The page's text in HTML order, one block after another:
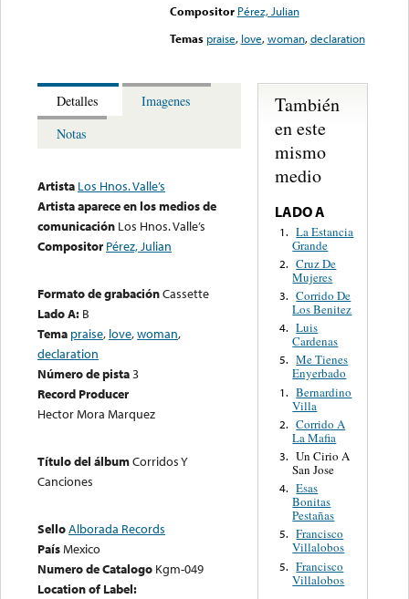
Compositor Pérez, Julian
Temas praise, love,woman,declaration
Detalles
Imagenes
Notas
Artista Los Hnos. Valle’s
Artista aparece en los medios de
comunicación Los Hnos. Valle’s
Compositor Pérez, Julian
Formato de grabaciónCassette
Lado A: B
Tema praise, love,woman,
declaration
Número de pista3
Record Producer
Hector Mora Marquez
Título del álbumCorridos Y
Canciones
SelloAlborada Records
PaísMexico
Numero de Catalogo Kgm-049
Location of Label:
También
en este
mismo
medio
LADO A
1. La Estancia
Grande
2. Cruz De
Mujeres
3. Corrido De
Los Benitez
4. Luis
Cardenas
5. Me Tienes
Enyerbado
1. Bernardino
Villa
2. Corrido A
La Mafia
3. Un Cirio A
San Jose
4. Esas
Bonitas
Pestañas
5. Francisco
Villalobos
5. Francisco
Villalobos